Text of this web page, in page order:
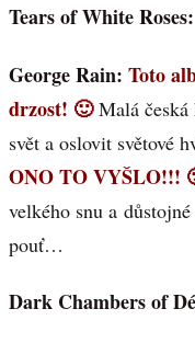
Tears of White Roses:
George Rain: Toto
drzost! 🙂Malá česká
svět a oslovit světové
ONO TO VYŠLO!!!
velkého snu a
pouť…
Dark Chambers of